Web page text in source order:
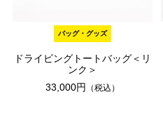
バッグ・グッズ
ドライビングトートバッグ＜リ
ンク＞
33,000円
（税込）